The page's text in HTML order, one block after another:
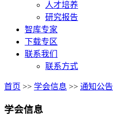
人才培养
研究报告
智库专家
下载专区
联系我们
联系方式
首页 >> 学会信息 >> 通知公告
学会信息